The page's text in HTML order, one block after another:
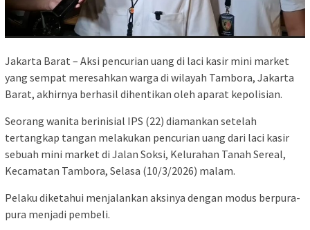
Jakarta Barat – Aksi pencurian uang di laci kasir mini market
yang sempat meresahkan warga di wilayah Tambora, Jakarta
Barat, akhirnya berhasil dihentikan oleh aparat kepolisian.
Seorang wanita berinisial IPS (22) diamankan setelah
tertangkap tangan melakukan pencurian uang dari laci kasir
sebuah mini market di Jalan Soksi, Kelurahan Tanah Sereal,
Kecamatan Tambora, Selasa (10/3/2026) malam.
Pelaku diketahui menjalankan aksinya dengan modus berpura-
pura menjadi pembeli.